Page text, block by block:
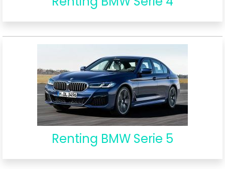
Renting BMW Serie 5